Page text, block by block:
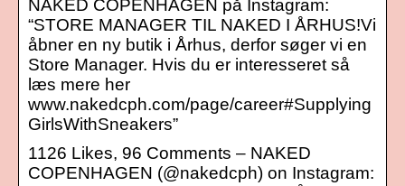
NAKED COPENHAGEN på Instagram:
“STORE MANAGER TIL NAKED I ÅRHUS!Vi
åbner en ny butik i Århus, derfor søger vi en
Store Manager. Hvis du er interesseret så
læs mere her
www.nakedcph.com/page/career#Supplying
GirlsWithSneakers”
1126 Likes, 96 Comments – NAKED
COPENHAGEN (@nakedcph) on Instagram: